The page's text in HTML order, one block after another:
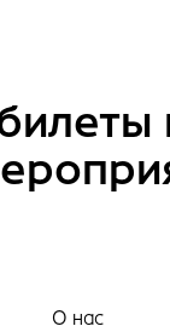
О нас